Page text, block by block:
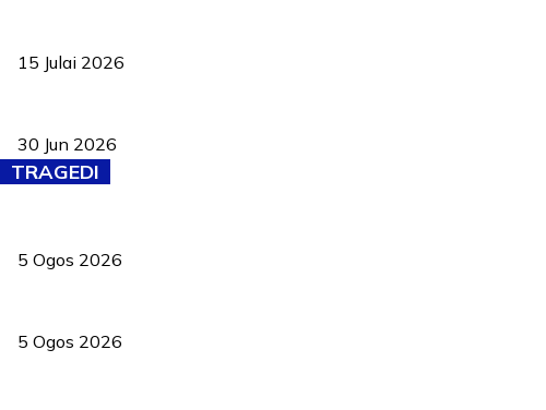
15 Julai 2026
30 Jun 2026
TRAGEDI
5 Ogos 2026
5 Ogos 2026